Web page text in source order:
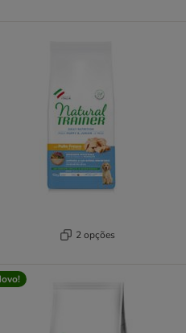
2 opções